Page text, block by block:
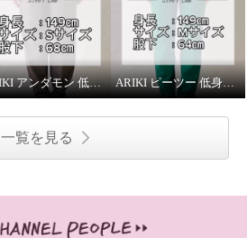
ARIKI アンダモン 低身長スタッフがはいてみました！ ARIKI ピーツー 低身長スタッフがはいてみました！
一覧を見る